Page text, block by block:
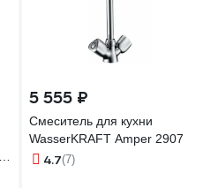
5 555 ₽
Смеситель для кухни
WasserKRAFT Amper 2907
4.7(7)